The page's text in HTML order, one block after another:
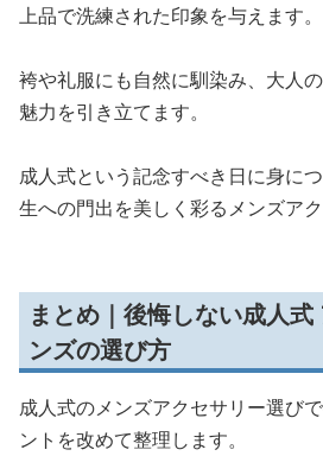
上品で洗練された印象を与えます。
袴や礼服にも自然に馴染み、大人
魅力を引き立てます。
成人式という記念すべき日に身に
生への門出を美しく彩るメンズアク
まとめ｜後悔しない成人式
ンズの選び方
成人式のメンズアクセサリー選び
ントを改めて整理します。